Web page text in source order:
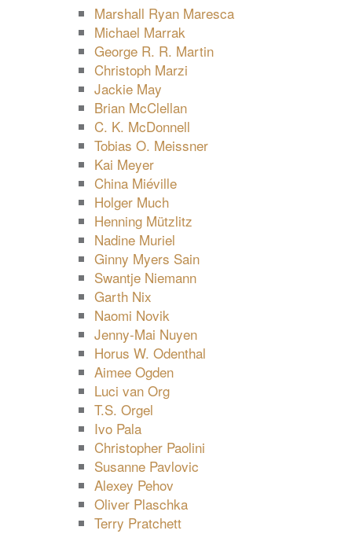
Marshall Ryan Maresca
Michael Marrak
George R. R. Martin
Christoph Marzi
Jackie May
Brian McClellan
C. K. McDonnell
Tobias O. Meissner
Kai Meyer
China Miéville
Holger Much
Henning Mützlitz
Nadine Muriel
Ginny Myers Sain
Swantje Niemann
Garth Nix
Naomi Novik
Jenny-Mai Nuyen
Horus W. Odenthal
Aimee Ogden
Luci van Org
T.S. Orgel
Ivo Pala
Christopher Paolini
Susanne Pavlovic
Alexey Pehov
Oliver Plaschka
Terry Pratchett